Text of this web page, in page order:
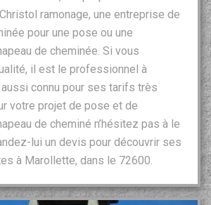
ramonage, une entreprise de
pour une pose ou une
de cheminée. Si vous
il est le professionnel à
connu pour ses tarifs très
votre projet de pose et de
de cheminé n’hésitez pas à le
lui un devis pour découvrir ses
à Marollette, dans le 72600.